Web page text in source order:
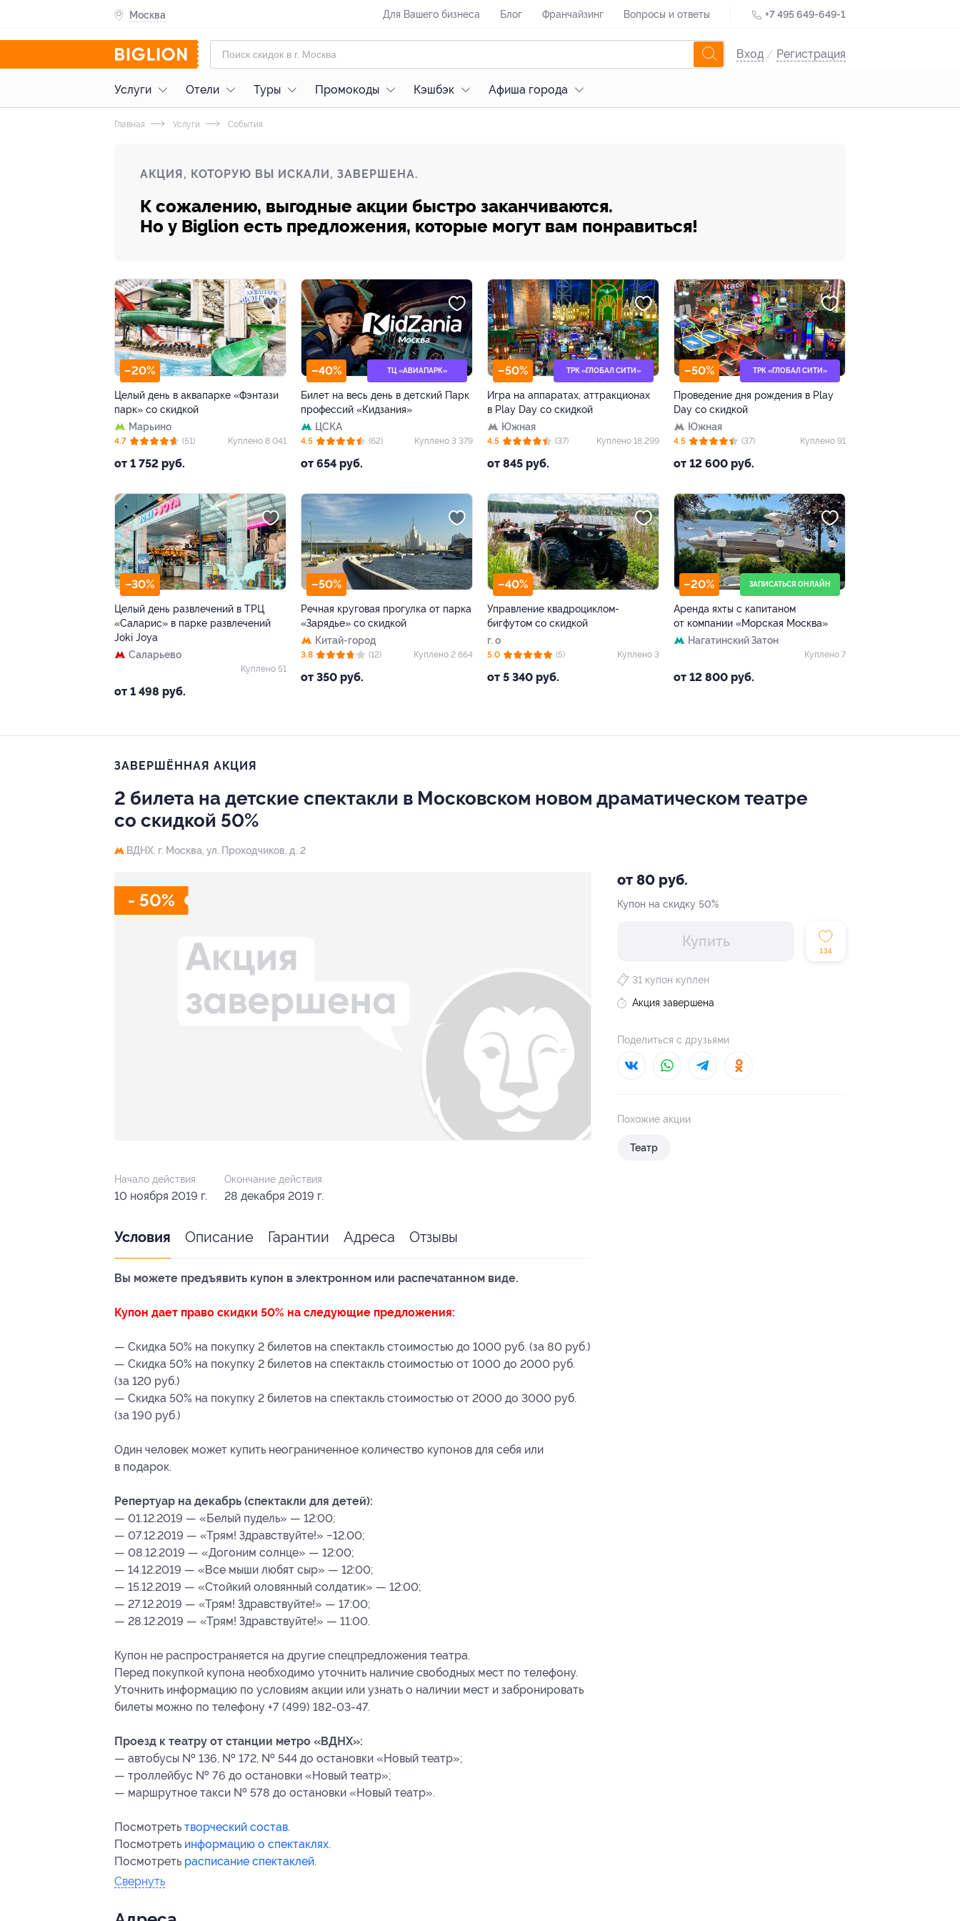
Москва Для Вашего бизнеса Блог Франчайзинг Вопросы и ответы +7 495 649-649-1
Вход / Регистрация
Услуги Отели Туры Промокоды Кэшбэк Афиша города
Главная Услуги События
АКЦИЯ, КОТОРУЮ ВЫ ИСКАЛИ, ЗАВЕРШЕНА.
К сожалению, выгодные акции быстро заканчиваются.
Но у Biglion есть предложения, которые могут вам понравиться!
–20%
Целый день в аквапарке «Фэнтази
парк» со скидкой
Марьино
от 1 752 руб.
4.7 (51) Куплено 8 041
–40% ТЦ «АВИАПАРК»
Билет на весь день в детский Парк
профессий «Кидзания»
ЦСКА
от 654 руб.
4.5 (62) Куплено 3 379
–50% ТРК «ГЛОБАЛ СИТИ»
Игра на аппаратах, аттракционах
в Play Day со скидкой
Южная
от 845 руб.
4.5 (37) Куплено 18 299
–50% ТРК «ГЛОБАЛ СИТИ»
Проведение дня рождения в Play
Day со скидкой
Южная
от 12 600 руб.
4.5 (37) Куплено 91
–30%
Целый день развлечений в ТРЦ
«Саларис» в парке развлечений
Joki Joya
Саларьево
от 1 498 руб.
Куплено 51
–50%
Речная круговая прогулка от парка
«Зарядье» со скидкой
Китай-город
от 350 руб.
3.8 (12) Куплено 2 664
–40%
Управление квадроциклом-
бигфутом со скидкой
г. о
от 5 340 руб.
5.0 (5) Куплено 3
–20% ЗАПИСАТЬСЯ ОНЛАЙН
Аренда яхты с капитаном
от компании «Морская Москва»
Нагатинский Затон
от 12 800 руб.
Куплено 7
ЗАВЕРШЁННАЯ АКЦИЯ
2 билета на детские спектакли в Московском новом драматическом театре
со скидкой 50%
ВДНХ, г. Москва, ул. Проходчиков, д. 2
- 50%
от 80 руб.
Купон на скидку 50%
Купить
134
31 купон куплен
Акция завершена
Поделиться с друзьями
Похожие акции
Театр
Начало действия
10 ноября 2019 г.
Окончание действия
28 декабря 2019 г.
Условия Описание Гарантии Адреса Отзывы
Вы можете предъявить купон в электронном или распечатанном виде.
Купон дает право скидки 50% на следующие предложения:
— Скидка 50% на покупку 2 билетов на спектакль стоимостью до 1000 руб. (за 80 руб.)
— Скидка 50% на покупку 2 билетов на спектакль стоимостью от 1000 до 2000 руб.
(за 120 руб.)
— Скидка 50% на покупку 2 билетов на спектакль стоимостью от 2000 до 3000 руб.
(за 190 руб.)
Один человек может купить неограниченное количество купонов для себя или
в подарок.
Репертуар на декабрь (спектакли для детей):
— 01.12.2019 — «Белый пудель» — 12:00;
— 07.12.2019 — «Трям! Здравствуйте!» −12.00;
— 08.12.2019 — «Догоним солнце» — 12:00;
— 14.12.2019 — «Все мыши любят сыр» — 12:00;
— 15.12.2019 — «Стойкий оловянный солдатик» — 12:00;
— 27.12.2019 — «Трям! Здравствуйте!» — 17:00;
— 28.12.2019 — «Трям! Здравствуйте!» — 11:00.
Купон не распространяется на другие спецпредложения театра.
Перед покупкой купона необходимо уточнить наличие свободных мест по телефону.
Уточнить информацию по условиям акции или узнать о наличии мест и забронировать
билеты можно по телефону +7 (499) 182-03-47.
Проезд к театру от станции метро «ВДНХ»:
— автобусы № 136, № 172, № 544 до остановки «Новый театр»;
— троллейбус № 76 до остановки «Новый театр»;
— маршрутное такси № 578 до остановки «Новый театр».
Посмотреть творческий состав.
Посмотреть информацию о спектаклях.
Посмотреть расписание спектаклей.
Свернуть